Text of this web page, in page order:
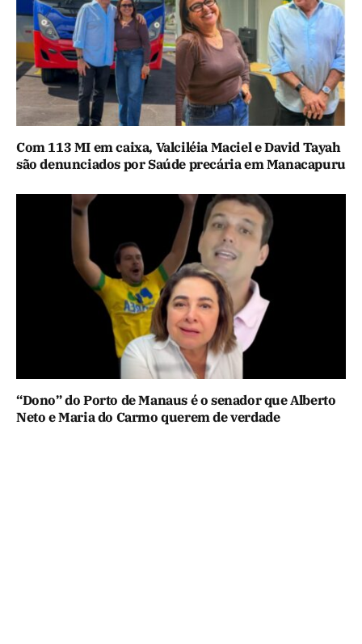
Com 113 MI em caixa, Valciléia Maciel e David Tayah
são denunciados por Saúde precária em Manacapuru
“Dono” do Porto de Manaus é o senador que Alberto
Neto e Maria do Carmo querem de verdade